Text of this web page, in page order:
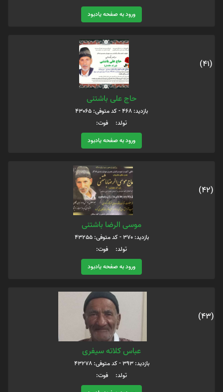
ورود به صفحه یادبود
(41)
حاج علی باشتنی
بازدید: 468 - کد متوفی: 43065
تولد: فوت:
ورود به صفحه یادبود
(42)
موسی الرضا باشتنی
بازدید: 370 - کد متوفی: 43255
تولد: فوت:
ورود به صفحه یادبود
(43)
عباس کلاته سیفری
بازدید: 393 - کد متوفی: 43278
تولد: فوت: